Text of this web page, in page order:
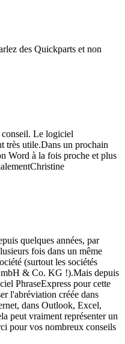
des Quickparts et non
Le logiciel
très utile.Dans un prochain
Word à la fois proche et plus
quelques années, par
fois dans un même
(surtout les sociétés
& Co. KG !).Mais depuis
PhraseExpress pour cette
l'abréviation créée dans
dans Outlook, Excel,
peut vraiment représenter un
pour vos nombreux conseils